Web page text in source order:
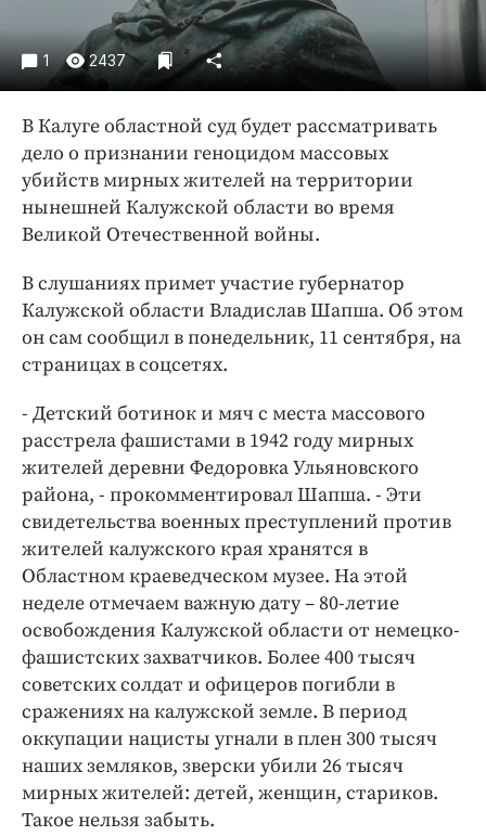
ПРОЕКТЫ
Блоги
Издания
Медиаперсона
Интересное чтиво
Клиника года
Бренд года
1 2437
В Калуге областной суд будет рассматривать
дело о признании геноцидом массовых
убийств мирных жителей на территории
нынешней Калужской области во время
Великой Отечественной войны.
В слушаниях примет участие губернатор
Калужской области Владислав Шапша. Об этом
он сам сообщил в понедельник, 11 сентября, на
страницах в соцсетях.
- Детский ботинок и мяч с места массового
расстрела фашистами в 1942 году мирных
жителей деревни Федоровка Ульяновского
района, - прокомментировал Шапша. - Эти
свидетельства военных преступлений против
жителей калужского края хранятся в
Областном краеведческом музее. На этой
неделе отмечаем важную дату – 80-летие
освобождения Калужской области от немецко-
фашистских захватчиков. Более 400 тысяч
советских солдат и офицеров погибли в
сражениях на калужской земле. В период
оккупации нацисты угнали в плен 300 тысяч
наших земляков, зверски убили 26 тысяч
мирных жителей: детей, женщин, стариков.
Такое нельзя забыть.